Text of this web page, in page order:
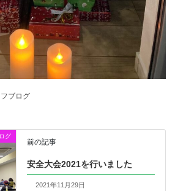
ブログ
グ
前の記事
安全大会2021を行いました
2021年11月29日